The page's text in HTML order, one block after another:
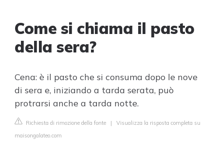
Come si chiama il pasto
della sera?
Cena: è il pasto che si consuma dopo le nove
di sera e, iniziando a tarda serata, può
protrarsi anche a tarda notte.
Richiesta di rimozione della fonte | Visualizza la risposta completa su
maisongalateo.com